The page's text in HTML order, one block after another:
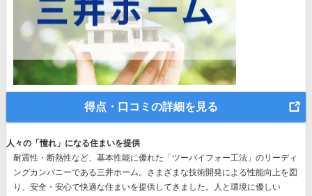
得点・口コミの詳細を見る
人々の「憧れ」になる住まいを提供
耐震性・断熱性など、基本性能に優れた 「ツーバイフォー工法」のリーディ
ングカンパニーである三井ホーム。さまざまな技術開発による性能向上を図
り、安全・安心で快適な住まいを提供してきました。人と環境に優しい